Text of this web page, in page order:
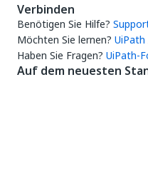
Verbinden
Benötigen Sie Hilfe?
Möchten Sie lernen?
Haben Sie Fragen? UiPath-
Auf dem neuesten